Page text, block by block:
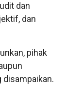
dan
dan
pihak
disampaikan.